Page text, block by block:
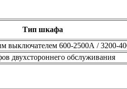
Тип шкафа
выключателем 600-2500А / 3200-
двухстороннего обслуживания